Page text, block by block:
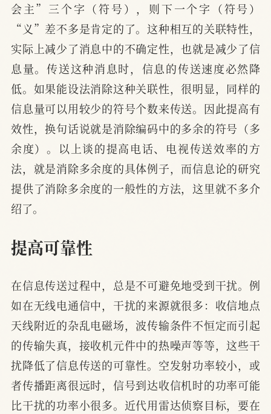
会主”三个字（符号），则下一个字（符号）
“义”差不多是肯定的了。这种相互的关联特性，
实际上减少了消息中的不确定性，也就是减少了信
息量。传送这种消息时，信息的传送速度必然降
低。如果能设法消除这种关联性，很明显，同样的
信息量可以用较少的符号个数来传送。因此提高有
效性，换句话说就是消除编码中的多余的符号（多
余度）。以上谈的提高电话、电视传送效率的方
法，就是消除多余度的具体例子，而信息论的研究
提供了消除多余度的一般性的方法，这里就不多介
绍了。
提高可靠性
在信息传送过程中，总是不可避免地受到干扰。例
如在无线电通信中，干扰的来源就很多：收信地点
天线附近的杂乱电磁场，波传输条件不恒定而引起
的传输失真，接收机元件中的热噪声等等，这些干
扰降低了信息传送的可靠性。空发射功率较小，或
者传播距离很远时，信号到达收信机时的功率可能
比干扰的功率小很多。近代用雷达侦察目标，要在